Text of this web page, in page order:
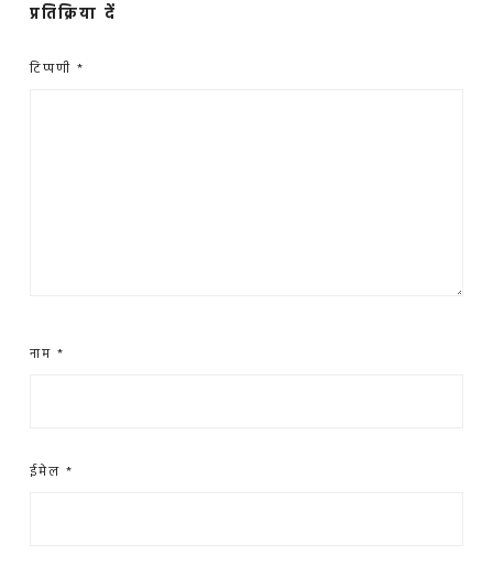
प्रतिक्रिया दें
टिप्पणी *
नाम *
ईमेल *